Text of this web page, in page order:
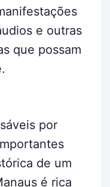
e outras
que possam
por
de um
é rica